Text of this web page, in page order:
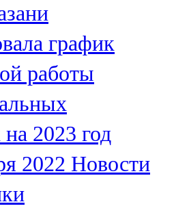
график
работы
2023 год
2022 Новости